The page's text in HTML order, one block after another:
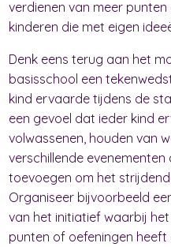
verdienen van meer
kinderen die met eigen
Denk eens terug aan het
basisschool een
kind ervaarde tijdens de
een gevoel dat ieder kind
volwassenen, houden van
verschillende
toevoegen om het
Organiseer bijvoorbeeld
van het initiatief waarbij
punten of oefeningen